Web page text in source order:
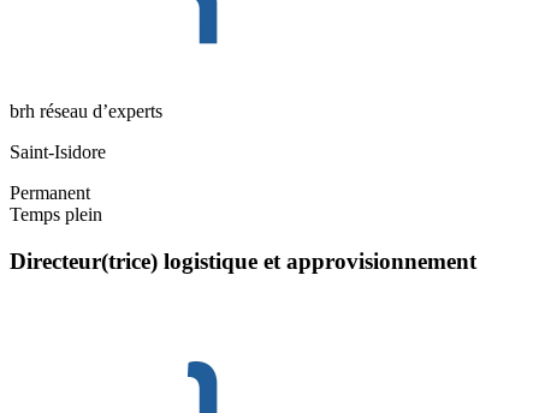
brh réseau d’experts
Saint-Isidore
Permanent
Temps plein
Directeur(trice) logistique et approvisionnement